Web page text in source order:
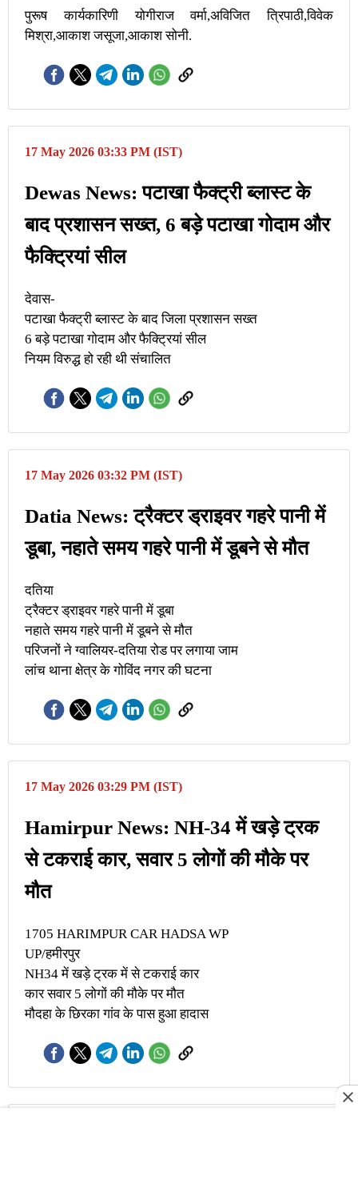
पुरूष कार्यकारिणी योगीराज वर्मा,अविजित त्रिपाठी,विवेक
मिश्रा,आकाश जसूजा,आकाश सोनी.
17 May 2026 03:33 PM (IST)
Dewas News: पटाखा फैक्ट्री ब्लास्ट के
बाद प्रशासन सख्त, 6 बड़े पटाखा गोदाम और
फैक्ट्रियां सील
देवास-
पटाखा फैक्ट्री ब्लास्ट के बाद जिला प्रशासन सख्त
6 बड़े पटाखा गोदाम और फैक्ट्रियां सील
नियम विरुद्ध हो रही थी संचालित
17 May 2026 03:32 PM (IST)
Datia News: ट्रैक्टर ड्राइवर गहरे पानी में
डूबा, नहाते समय गहरे पानी में डूबने से मौत
दतिया
ट्रैक्टर ड्राइवर गहरे पानी में डूबा
नहाते समय गहरे पानी में डूबने से मौत
परिजनों ने ग्वालियर-दतिया रोड पर लगाया जाम
लांच थाना क्षेत्र के गोविंद नगर की घटना
17 May 2026 03:29 PM (IST)
Hamirpur News: NH-34 में खड़े ट्रक
से टकराई कार, सवार 5 लोगों की मौके पर
मौत
1705 HARIMPUR CAR HADSA WP
UP/हमीरपुर
NH34 में खड़े ट्रक में से टकराई कार
कार सवार 5 लोगों की मौके पर मौत
मौदहा के छिरका गांव के पास हुआ हादास